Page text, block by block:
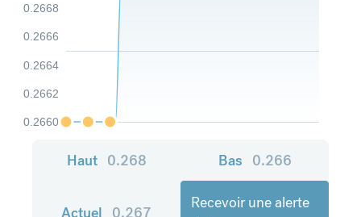
0.2660
0.2662
0.2664
0.2666
0.2668
Haut 0.268 Bas 0.266
Actuel 0.267
Recevoir une alerte